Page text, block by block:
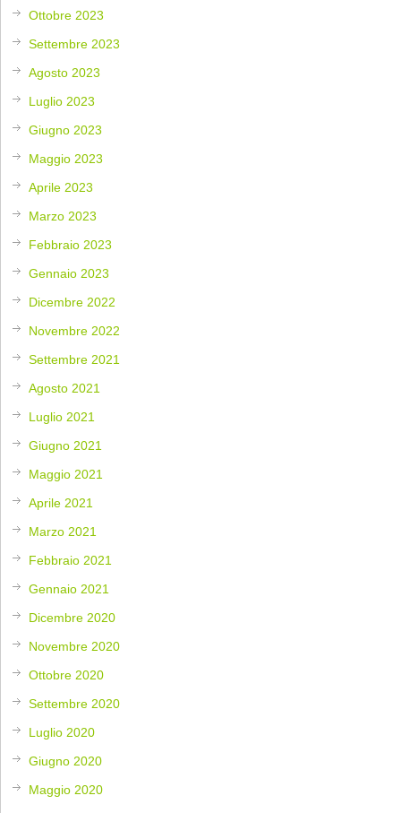
Ottobre 2023
Settembre 2023
Agosto 2023
Luglio 2023
Giugno 2023
Maggio 2023
Aprile 2023
Marzo 2023
Febbraio 2023
Gennaio 2023
Dicembre 2022
Novembre 2022
Settembre 2021
Agosto 2021
Luglio 2021
Giugno 2021
Maggio 2021
Aprile 2021
Marzo 2021
Febbraio 2021
Gennaio 2021
Dicembre 2020
Novembre 2020
Ottobre 2020
Settembre 2020
Luglio 2020
Giugno 2020
Maggio 2020